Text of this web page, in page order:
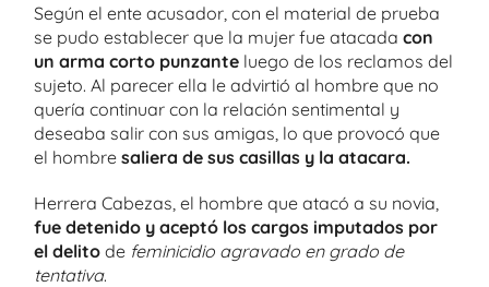
Según el ente acusador, con el material de prueba
se pudo establecer que la mujer fue atacada con
un arma corto punzante luego de los reclamos del
sujeto. Al parecer ella le advirtió al hombre que no
quería continuar con la relación sentimental y
deseaba salir con sus amigas, lo que provocó que
el hombre saliera de sus casillas y la atacara.
Herrera Cabezas, el hombre que atacó a su novia,
fue detenido y aceptó los cargos imputados por
el delito de feminicidio agravado en grado de
tentativa.